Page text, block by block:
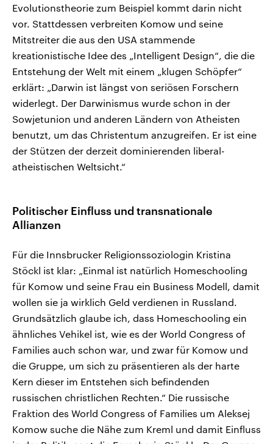
Evolutionstheorie zum Beispiel kommt darin nicht
vor. Stattdessen verbreiten Komow und seine
Mitstreiter die aus den USA stammende
kreationistische Idee des „Intelligent Design“, die die
Entstehung der Welt mit einem „klugen Schöpfer“
erklärt: „Darwin ist längst von seriösen Forschern
widerlegt. Der Darwinismus wurde schon in der
Sowjetunion und anderen Ländern von Atheisten
benutzt, um das Christentum anzugreifen. Er ist eine
der Stützen der derzeit dominierenden liberal-
atheistischen Weltsicht.“
Politischer Einfluss und transnationale
Allianzen
Für die Innsbrucker Religionssoziologin Kristina
Stöckl ist klar: „Einmal ist natürlich Homeschooling
für Komow und seine Frau ein Business Modell, damit
wollen sie ja wirklich Geld verdienen in Russland.
Grundsätzlich glaube ich, dass Homeschooling ein
ähnliches Vehikel ist, wie es der World Congress of
Families auch schon war, und zwar für Komow und
die Gruppe, um sich zu präsentieren als der harte
Kern dieser im Entstehen sich befindenden
russischen christlichen Rechten.“ Die russische
Fraktion des World Congress of Families um Aleksej
Komow suche die Nähe zum Kreml und damit Einfluss